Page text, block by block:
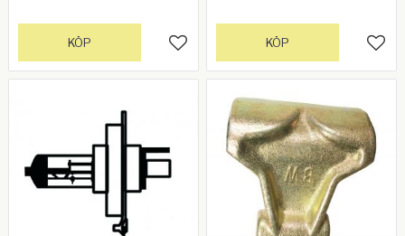
Lägg till i favoriter
KÖP KÖP